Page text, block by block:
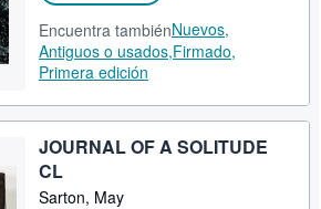
Encuentra tambiénNuevos,
Antiguos o usados,Firmado,
Primera edición
JOURNAL OF A SOLITUDE
CL
Sarton, May